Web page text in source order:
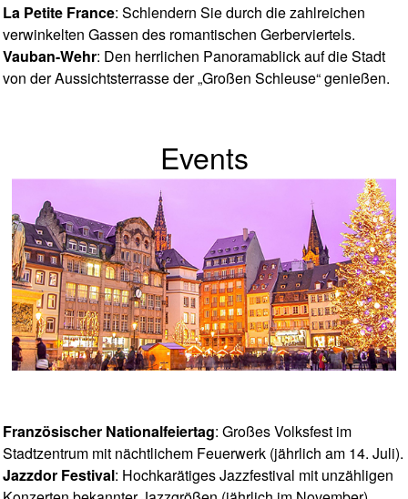
La Petite France: Schlendern Sie durch die zahlreichen
verwinkelten Gassen des romantischen Gerberviertels.
Vauban-Wehr: Den herrlichen Panoramablick auf die Stadt
von der Aussichtsterrasse der „Großen Schleuse“ genießen.
Events
Französischer Nationalfeiertag: Großes Volksfest im
Stadtzentrum mit nächtlichem Feuerwerk (jährlich am 14. Juli).
Jazzdor Festival: Hochkarätiges Jazzfestival mit unzähligen